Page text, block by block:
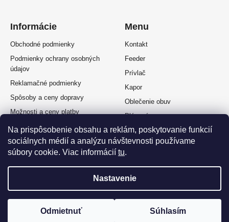
Na prispôsobenie obsahu a reklám, poskytovanie funkcií
sociálnych médií a analýzu návštevnosti používame
súbory cookie. Viac informácií tu.
Nastavenie
Odmietnuť Súhlasím
Informácie
Obchodné podmienky
Podmienky ochrany osobných
údajov
Reklamačné podmienky
Spôsoby a ceny dopravy
Možnosti a ceny platby
Splátkový predaj
Odstúpenie od zmluvy
Menu
Kontakt
Feeder
Prívlač
Kapor
Oblečenie obuv
Plávaná
Muškárina
Vytvoril Shoptet Premium a
Adatelier
Copyright 2026OKFISH
. Všetky práva vyhradené.